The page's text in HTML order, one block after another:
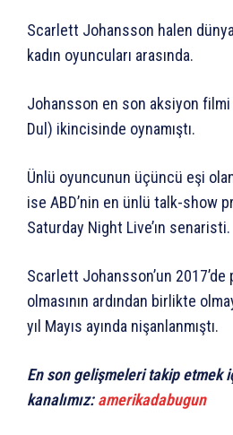
Scarlett Johansson halen
kadın oyuncuları arasında.
Johansson en son aksiyon filmi
Dul) ikincisinde oynamıştı.
Ünlü oyuncunun üçüncü eşi
ise ABD’nin en ünlü talk-show
Saturday Night Live’ın senaristi.
Scarlett Johansson’un
olmasının ardından birlikte
yıl Mayıs ayında nişanlanmıştı.
En son gelişmeleri takip etmek
kanalımız:amerikadabugun